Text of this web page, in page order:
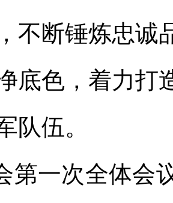
不断锤炼忠诚
底色，着力打
队伍。
第一次全体会